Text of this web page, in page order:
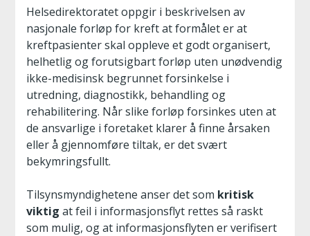
Helsedirektoratet oppgir i beskrivelsen av
nasjonale forløp for kreft at formålet er at
kreftpasienter skal oppleve et godt organisert,
helhetlig og forutsigbart forløp uten unødvendig
ikke-medisinsk begrunnet forsinkelse i
utredning, diagnostikk, behandling og
rehabilitering. Når slike forløp forsinkes uten at
de ansvarlige i foretaket klarer å finne årsaken
eller å gjennomføre tiltak, er det svært
bekymringsfullt.
Tilsynsmyndighetene anser det som kritisk
viktig at feil i informasjonsflyt rettes så raskt
som mulig, og at informasjonsflyten er verifisert